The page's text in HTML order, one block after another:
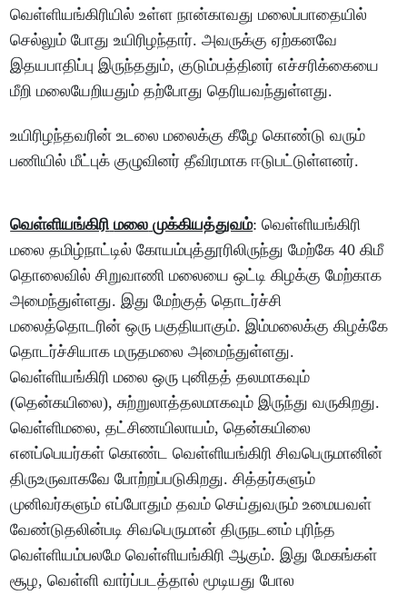
வெள்ளியங்கிரியில் உள்ள நான்காவது மலைப்பாதையில்
செல்லும் போது உயிரிழந்தார். அவருக்கு ஏற்கனவே
இதயபாதிப்பு இருந்ததும், குடும்பத்தினர் எச்சரிக்கையை
மீறி மலையேறியதும் தற்போது தெரியவந்துள்ளது.
உயிரிழந்தவரின் உடலை மலைக்கு கீழே கொண்டு வரும்
பணியில் மீட்புக் குழுவினர் தீவிரமாக ஈடுபட்டுள்ளனர்.
வெள்ளியங்கிரி மலை முக்கியத்துவம்: வெள்ளியங்கிரி
மலை தமிழ்நாட்டில் கோயம்புத்தூரிலிருந்து மேற்கே 40 கிமீ
தொலைவில் சிறுவாணி மலையை ஒட்டி கிழக்கு மேற்காக
அமைந்துள்ளது. இது மேற்குத் தொடர்ச்சி
மலைத்தொடரின் ஒரு பகுதியாகும். இம்மலைக்கு கிழக்கே
தொடர்ச்சியாக மருதமலை அமைந்துள்ளது.
வெள்ளியங்கிரி மலை ஒரு புனிதத் தலமாகவும்
(தென்கயிலை), சுற்றுலாத்தலமாகவும் இருந்து வருகிறது.
வெள்ளிமலை, தட்சிணயிலாயம், தென்கயிலை
எனப்பெயர்கள் கொண்ட வெள்ளியங்கிரி சிவபெருமானின்
திருஉருவாகவே போற்றப்படுகிறது. சித்தர்களும்
முனிவர்களும் எப்போதும் தவம் செய்துவரும் உமையவள்
வேண்டுதலின்படி சிவபெருமான் திருநடனம் புரிந்த
வெள்ளியம்பலமே வெள்ளியங்கிரி ஆகும். இது மேகங்கள்
சூழ, வெள்ளி வார்ப்படத்தால் மூடியது போல